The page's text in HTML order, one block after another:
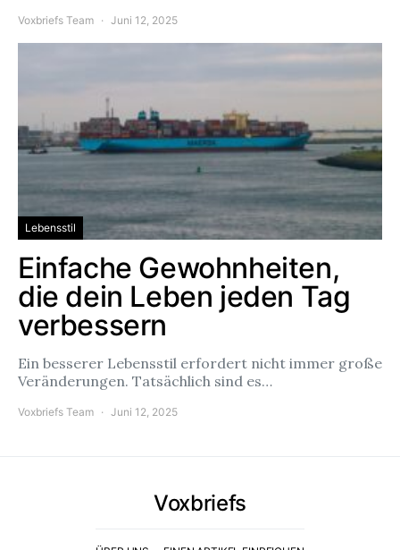
Voxbriefs Team Juni 12, 2025
Lebensstil
Einfache Gewohnheiten,
die dein Leben jeden Tag
verbessern
Ein besserer Lebensstil erfordert nicht immer große
Veränderungen. Tatsächlich sind es…
Voxbriefs Team Juni 12, 2025
Voxbriefs